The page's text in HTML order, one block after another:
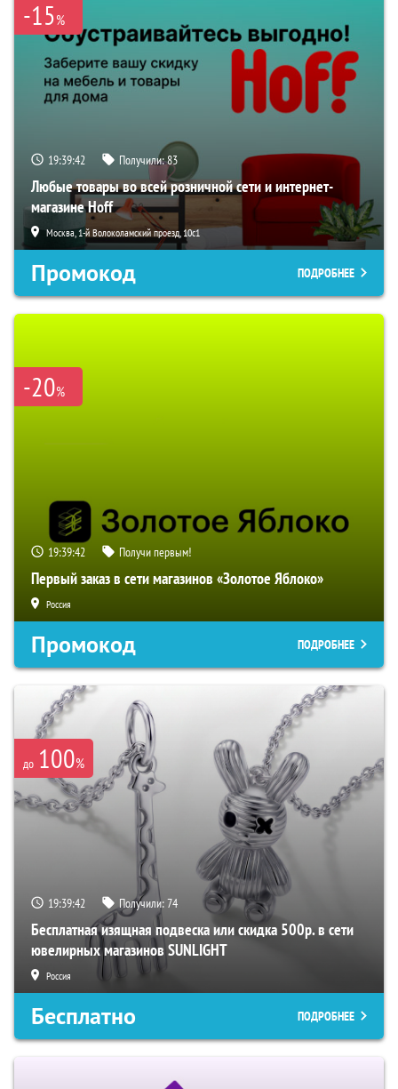
-15%
19:39:40 Получили:83
Любые товары во всей розничной сети и интернет-
магазине Hoff
Москва, 1-й Волоколамский проезд, 10с1
Промокод ПОДРОБНЕЕ
-20%
19:39:40 Получи первым!
Первый заказ в сети магазинов «Золотое Яблоко»
Россия
Промокод ПОДРОБНЕЕ
до 100%
19:39:40 Получили:74
Бесплатная изящная подвеска или скидка 500р. в сети
ювелирных магазинов SUNLIGHT
Россия
Бесплатно ПОДРОБНЕЕ